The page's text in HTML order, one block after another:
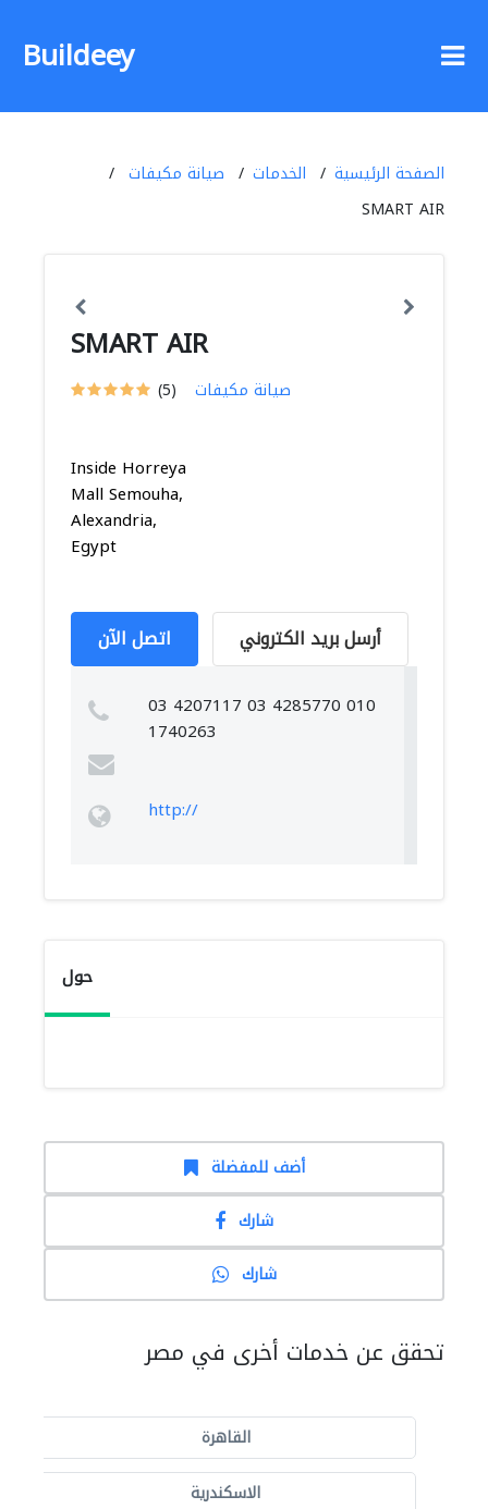
Buildeey
الصفحة الرئيسية الخدمات
صيانة مكيفات
SMART AIR
SMART AIR
(5) صيانة مكيفات
Inside Horreya
Mall Semouha,
Alexandria,
Egypt
اتصل الآن أرسل بريد الكتروني
03 4207117 03 4285770 010
1740263
http://
حول
أضف للمفضلة
شارك
شارك
تحقق عن خدمات أخرى في مصر
القاهرة
الاسكندرية